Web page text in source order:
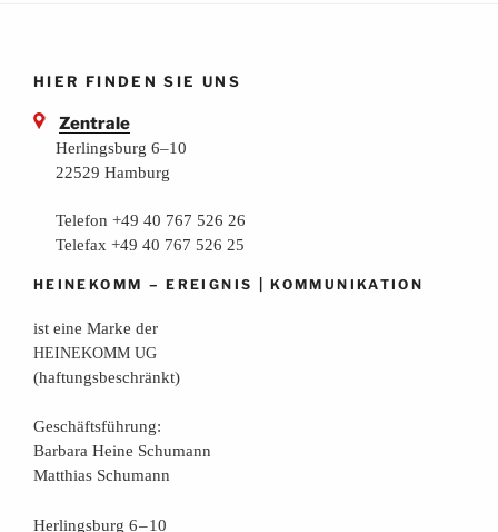
HIER FINDEN SIE UNS
Zentrale
Herlingsburg 6–10
22529 Hamburg
Telefon +49 40 767 526 26
Telefax +49 40 767 526 25
HEINEKOMM –EREIGNIS |KOMMUNIKATION
ist eine Mar­ke der
HEINEKOMM UG
(haf­tungs­be­schränkt)
Geschäfts­füh­rung:
Bar­ba­ra Hei­ne Schumann
Mat­thi­as Schumann
Her­lings­burg 6 – 10